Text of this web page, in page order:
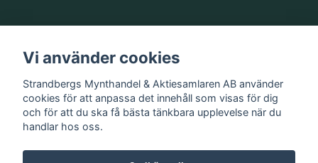
Information
Sociala medier
Vi använder cookies
Strandbergs Mynthandel & Aktiesamlaren AB använder
cookies för att anpassa det innehåll som visas för dig
och för att du ska få bästa tänkbara upplevelse när du
handlar hos oss.